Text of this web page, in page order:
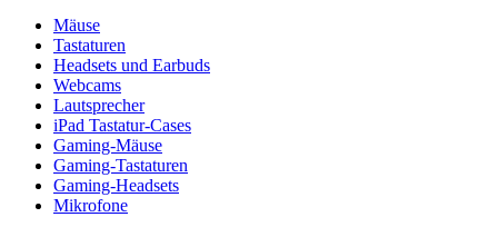
Mäuse
Tastaturen
Headsets und Earbuds
Webcams
Lautsprecher
iPad Tastatur-Cases
Gaming-Mäuse
Gaming-Tastaturen
Gaming-Headsets
Mikrofone